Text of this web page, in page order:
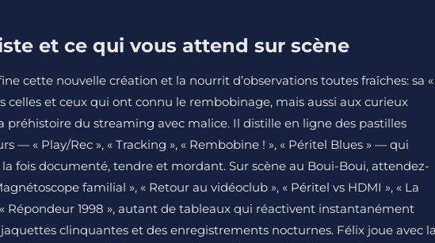
et ce qui vous attend sur scène
cette nouvelle création et la nourrit d’observations toutes fraîches: sa «
celles et ceux qui ont connu le rembobinage, mais aussi aux curieux
préhistoire du streaming avec malice. Il distille en ligne des pastilles
— « Play/Rec », « Tracking », « Rembobine ! », « Péritel Blues » — qui
fois documenté, tendre et mordant. Sur scène au Boui-Boui, attendez-
familial », « Retour au vidéoclub », « Péritel vs HDMI », « La
Répondeur 1998 », autant de tableaux qui réactivent instantanément
jaquettes clinquantes et des enregistrements nocturnes. Félix joue avec